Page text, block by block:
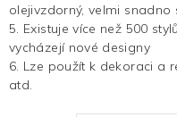
olejivzdorný, velmi snadno
5. Existuje více než 500
vycházejí nové designy
6. Lze použít k dekoraci a
atd.